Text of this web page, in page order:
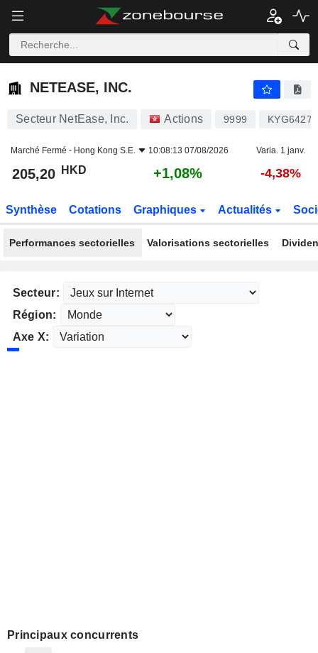
NETEASE, INC.
NETEASE, INC.
Secteur NetEase, Inc. Actions 9999
Marché Fermé - Hong Kong S.E. 10:08:13 07/08/2026 Varia. 1 janv.
205,20 HKD +1,08% -4,38%
Synthèse Cotations Graphiques Actualités
Performances sectorielles Valorisations sectorielles
Secteur:
Région:
Axe X:
Principaux concurrents